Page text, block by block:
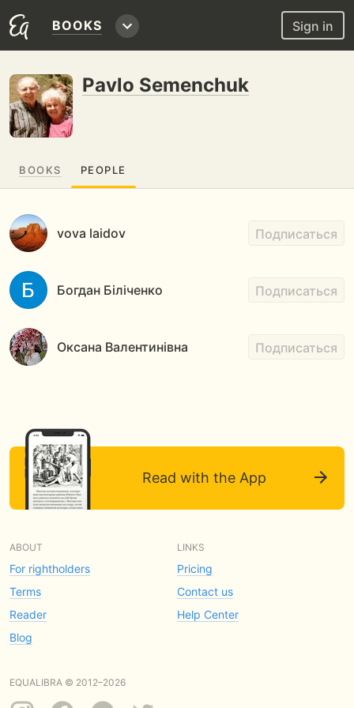
BOOKS Sign in
Pavlo Semenchuk
BOOKS PEOPLE
vova laidov Подписаться
Богдан Біліченко Подписаться
Оксана Валентинівна Подписаться
Read with the App
ABOUT
For rightholders
Terms
Reader
Blog
LINKS
Pricing
Contact us
Help Center
EQUALIBRA © 2012–2026